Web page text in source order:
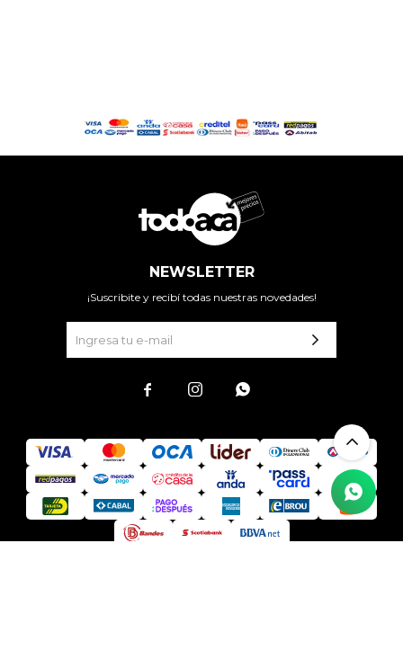
NEWSLETTER
¡Suscribite y recibí todas nuestras novedades!
  